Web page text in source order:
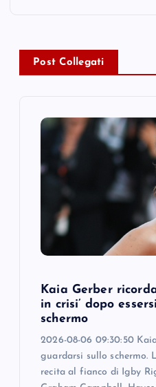
v
Post Collegati
Kaia Gerber
in crisi’ dopo
schermo
2026-08-06 09:30:50
guardarsi sullo schermo.
recita al fianco di Igby